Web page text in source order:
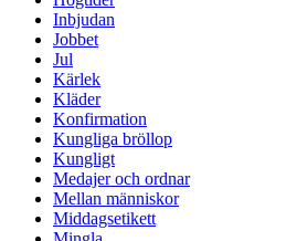
Inbjudan
Jobbet
Jul
Kärlek
Kläder
Konfirmation
Kungliga bröllop
Kungligt
Medajer och ordnar
Mellan människor
Middagsetikett